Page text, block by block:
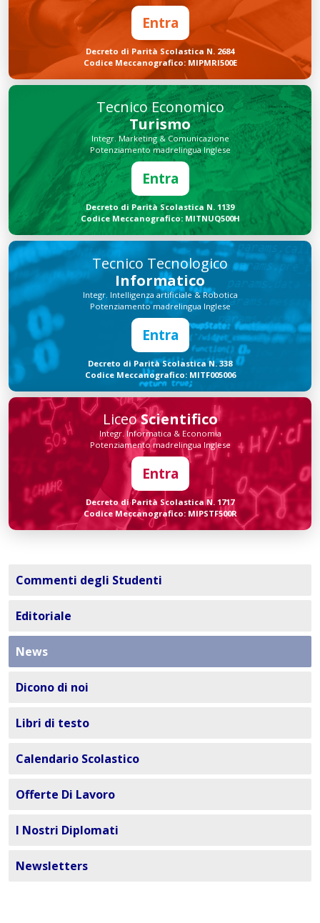
Entra
Decreto di Parità Scolastica N. 2684
Codice Meccanografico: MIPMRI500E
Tecnico Economico
Turismo
Integr. Marketing & Comunicazione
Potenziamento madrelingua Inglese
Entra
Decreto di Parità Scolastica N. 1139
Codice Meccanografico: MITNUQ500H
Tecnico Tecnologico
Informatico
Integr. Intelligenza artificiale & Robotica
Potenziamento madrelingua Inglese
Entra
Decreto di Parità Scolastica N. 338
Codice Meccanografico: MITF005006
LiceoScientifico
Integr. Informatica & Economia
Potenziamento madrelingua Inglese
Entra
Decreto di Parità Scolastica N. 1717
Codice Meccanografico: MIPSTF500R
Commenti degli Studenti
Editoriale
News
Dicono di noi
Libri di testo
Calendario Scolastico
Offerte Di Lavoro
I Nostri Diplomati
Newsletters